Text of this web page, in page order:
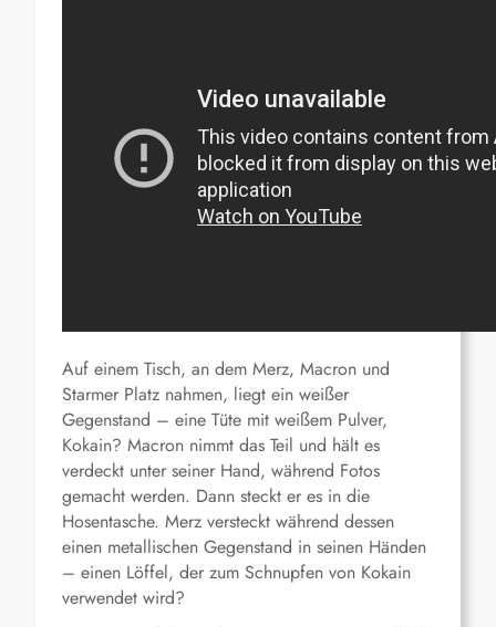
Auf einem Tisch, an dem Merz, Macron und
Starmer Platz nahmen, liegt ein weißer
Gegenstand – eine Tüte mit weißem Pulver,
Kokain? Macron nimmt das Teil und hält es
verdeckt unter seiner Hand, während Fotos
gemacht werden. Dann steckt er es in die
Hosentasche. Merz versteckt während dessen
einen metallischen Gegenstand in seinen Händen
– einen Löffel, der zum Schnupfen von Kokain
verwendet wird?